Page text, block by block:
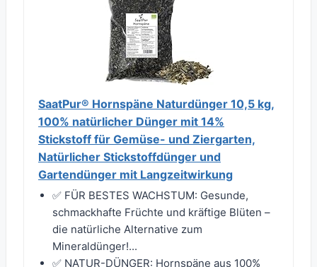
SaatPur® Hornspäne Naturdünger 10,5 kg,
100% natürlicher Dünger mit 14%
Stickstoff für Gemüse- und Ziergarten,
Natürlicher Stickstoffdünger und
Gartendünger mit Langzeitwirkung
✅ FÜR BESTES WACHSTUM: Gesunde,
schmackhafte Früchte und kräftige Blüten –
die natürliche Alternative zum
Mineraldünger!...
✅ NATUR-DÜNGER: Hornspäne aus 100%